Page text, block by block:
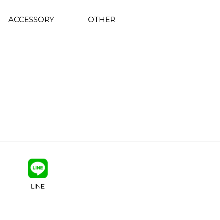
ACCESSORY OTHER
LINE